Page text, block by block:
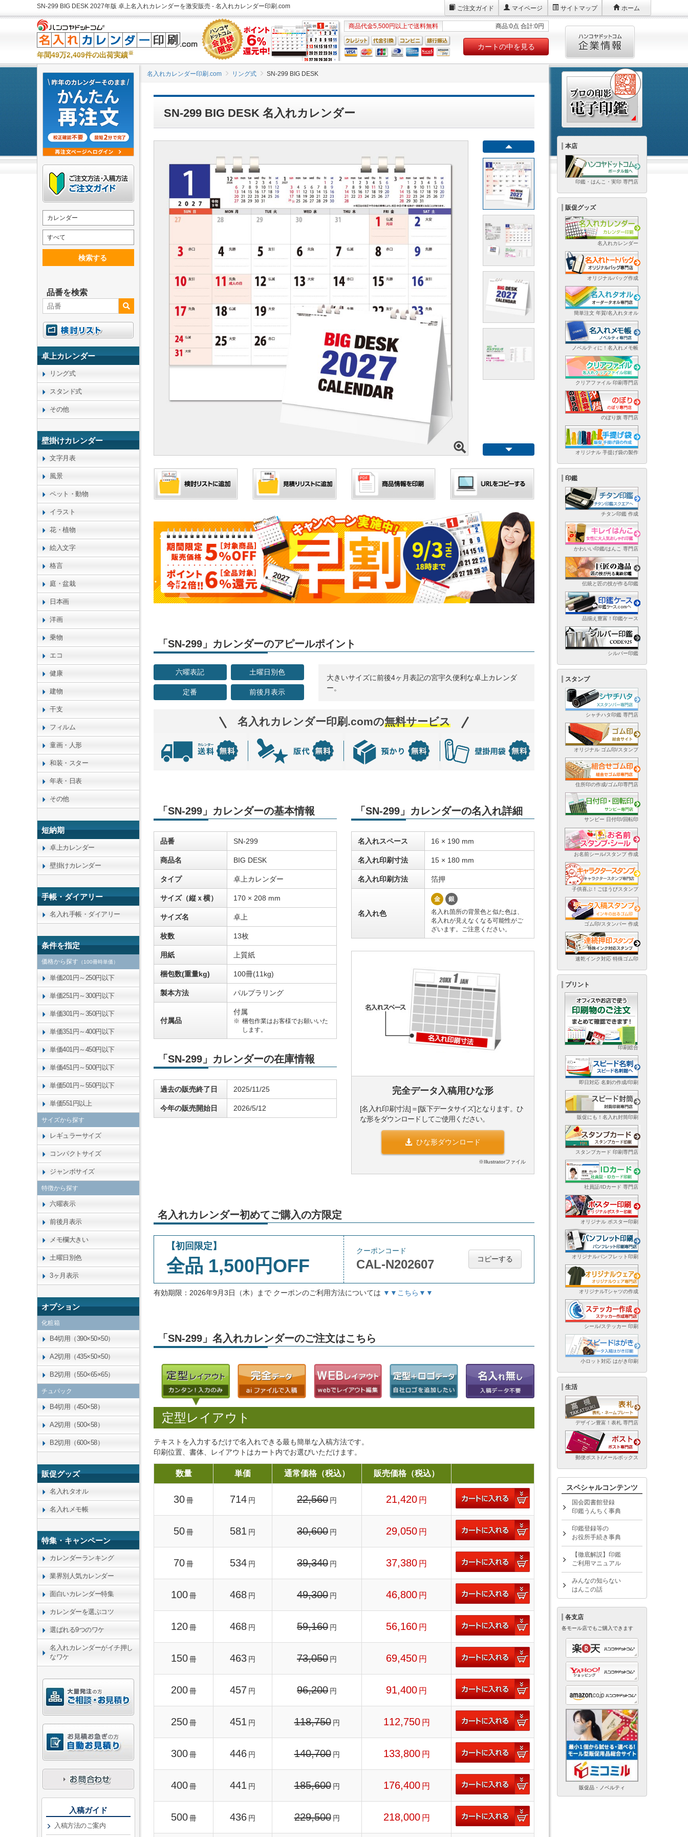
SN-299 BIG DESK 2027年版 卓上名入れカレンダーを激安販売 - 名入れカレンダー印刷.com ご注文ガイド マイページ サイトマップ ホーム
年間49万2,409件の出荷実績※
商品代金5,500円以上で送料無料 商品:0点 合計:0円
カートの中を見る
名入れカレンダー印刷.com リング式 SN-299 BIG DESK
SN-299 BIG DESK 名入れカレンダー
「SN-299」カレンダーのアピールポイント
六曜表記 土曜日別色
定番 前後月表示
大きいサイズに前後4ヶ月表記の宮宇久便利な卓上カレンダ
ー。
名入れカレンダー印刷.comの無料サービス
「SN-299」カレンダーの基本情報
品番 SN-299
商品名 BIG DESK
タイプ 卓上カレンダー
サイズ（縦ｘ横） 170 × 208 mm
サイズ名 卓上
枚数 13枚
用紙 上質紙
梱包数(重量kg) 100冊(11kg)
製本方法 パルプラリング
付属品
付属
梱包作業はお客様でお願いいた
します。
「SN-299」カレンダーの在庫情報
過去の販売終了日 2025/11/25
今年の販売開始日 2026/5/12
「SN-299」カレンダーの名入れ詳細
名入れスペース 16 × 190 mm
名入れ印刷寸法 15 × 180 mm
名入れ印刷方法 箔押
名入れ色
金
銀
名入れ箇所の背景色と似た色は、
名入れが見えなくなる可能性がご
ざいます。ご注意ください。
完全データ入稿用ひな形
[名入れ印刷寸法]＝[版下データサイズ]となります。ひ
な形をダウンロードしてご使用ください。
ひな形ダウンロード
※Illustratorファイル
名入れカレンダー初めてご購入の方限定
【初回限定】
全品 1,500円OFF
クーポンコード
CAL-N202607 コピーする
有効期限：2026年9月3日（木）まで クーポンのご利用方法については ▼▼こちら▼▼
「SN-299」名入れカレンダーのご注文はこちら
定型レイアウト
テキストを入力するだけで名入れできる最も簡単な入稿方法です。
印刷位置、書体、レイアウトはカート内でお選びいただけます。
数量 単価 通常価格（税込） 販売価格（税込）
30冊 714 円 22,560 円 21,420 円
50冊 581 円 30,600 円 29,050 円
70冊 534 円 39,340 円 37,380 円
100 冊 468 円 49,300 円 46,800 円
120 冊 468 円 59,160 円 56,160 円
150 冊 463 円 73,050 円 69,450 円
200 冊 457 円 96,200 円 91,400 円
250 冊 451 円 118,750 円 112,750 円
300 冊 446 円 140,700 円 133,800 円
400 冊 441 円 185,600 円 176,400 円
500 冊 436 円 229,500 円 218,000 円
カレンダー
すべて
検索する
品番を検索
卓上カレンダー
リング式
スタンド式
その他
壁掛けカレンダー
文字月表
風景
ペット・動物
イラスト
花・植物
絵入文字
格言
庭・盆栽
日本画
洋画
乗物
エコ
健康
建物
干支
フィルム
童画・人形
和装・スター
年表・日表
その他
短納期
卓上カレンダー
壁掛けカレンダー
手帳・ダイアリー
名入れ手帳・ダイアリー
条件を指定
価格から探す （100冊時単価）
単価201円～250円以下
単価251円～300円以下
単価301円～350円以下
単価351円～400円以下
単価401円～450円以下
単価451円～500円以下
単価501円～550円以下
単価551円以上
サイズから探す
レギュラーサイズ
コンパクトサイズ
ジャンボサイズ
特徴から探す
六曜表示
前後月表示
メモ欄大きい
土曜日別色
3ヶ月表示
オプション
化粧箱
B4切用（390×50×50）
A2切用（435×50×50）
B2切用（550×65×65）
チュパック
B4切用（450×58）
A2切用（500×58）
B2切用（600×58）
販促グッズ
名入れタオル
名入れメモ帳
特集・キャンペーン
カレンダーランキング
業界別人気カレンダー
面白いカレンダー特集
カレンダーを選ぶコツ
選ばれる9つのワケ
名入れカレンダーがイチ押し
なワケ
入稿ガイド
入稿方法のご案内
本店
印鑑・はんこ・実印 専門店
販促グッズ
名入れカレンダー
オリジナルバッグ作成
簡単注文 年賀/名入れタオル
ノベルティに！名入れメモ帳
クリアファイル 印刷専門店
のぼり旗 専門店
オリジナル 手提げ袋の製作
印鑑
チタン印鑑 作成
かわいい印鑑/はんこ 専門店
伝統と匠の技が作る印鑑
品揃え豊富！印鑑ケース
シルバー印鑑
スタンプ
シャチハタ印鑑 専門店
オリジナル ゴム印/スタンプ
住所印の作成/ゴム印専門店
サンビー 日付印/回転印
お名前シール/スタンプ 作成
子供喜ぶ！ごほうびスタンプ
ゴム印/スタンパー 作成
速乾インク対応 特殊ゴム印
プリント
印刷総合
即日対応 名刺の作成/印刷
販促にも！名入れ封筒印刷
スタンプカード 印刷専門店
社員証/IDカード 専門店
オリジナル ポスター印刷
オリジナルパンフレット印刷
オリジナルTシャツの作成
シール/ステッカー 印刷
小ロット対応 はがき印刷
生活
デザイン豊富！表札 専門店
郵便ポスト/メールボックス
スペシャルコンテンツ
国会図書館登録
印鑑うんちく事典
印鑑登録等の
お役所手続き事典
【徹底解説】印鑑
ご利用マニュアル
みんなの知らない
はんこの話
各支店
各モール店でもご購入できます
販促品・ノベルティ